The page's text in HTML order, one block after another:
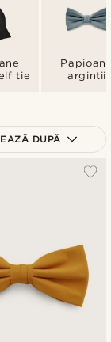
tie
argintii
DUPĂ